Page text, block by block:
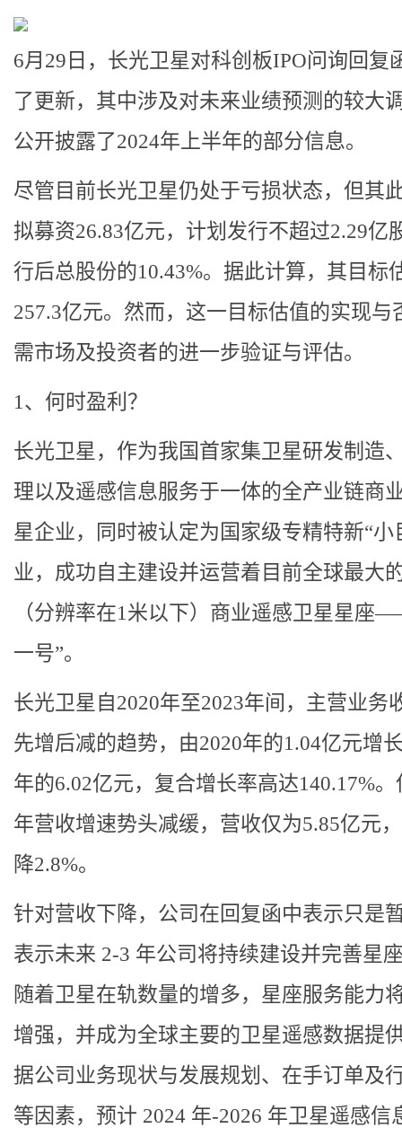
6月29日，长光卫星对科创板IPO问询回复
了更新，其中涉及对未来业绩预测的较大
公开披露了2024年上半年的部分信息。
尽管目前长光卫星仍处于亏损状态，但其
拟募资26.83亿元，计划发行不超过2.29亿
行后总股份的10.43%。据此计算，其目标
257.3亿元。然而，这一目标估值的实现与
需市场及投资者的进一步验证与评估。
1、何时盈利？
长光卫星，作为我国首家集卫星研发制造
理以及遥感信息服务于一体的全产业链商
星企业，同时被认定为国家级专精特新“小
业，成功自主建设并运营着目前全球最大
（分辨率在1米以下）商业遥感卫星星座
一号”。
长光卫星自2020年至2023年间，主营业务
先增后减的趋势，由2020年的1.04亿元增
年的6.02亿元，复合增长率高达140.17%。
年营收增速势头减缓，营收仅为5.85亿元
降2.8%。
针对营收下降，公司在回复函中表示只是
表示未来 2-3 年公司将持续建设并完善星
随着卫星在轨数量的增多，星座服务能力
增强，并成为全球主要的卫星遥感数据提
据公司业务现状与发展规划、在手订单及
等因素，预计 2024 年-2026 年卫星遥感信